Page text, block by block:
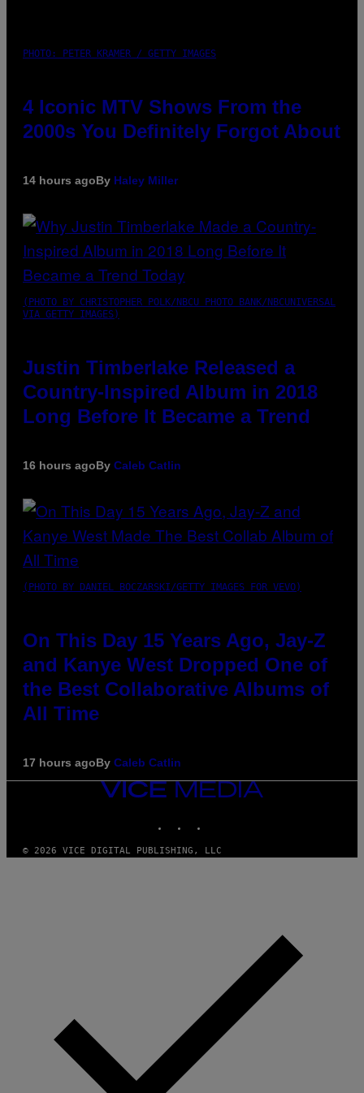
PHOTO: PETER KRAMER / GETTY IMAGES
4 Iconic MTV Shows From the
2000s You Definitely Forgot About
14 hours agoBy Haley Miller
(PHOTO BY CHRISTOPHER POLK/NBCU PHOTO BANK/NBCUNIVERSAL
VIA GETTY IMAGES)
Justin Timberlake Released a
Country-Inspired Album in 2018
Long Before It Became a Trend
16 hours agoBy Caleb Catlin
(PHOTO BY DANIEL BOCZARSKI/GETTY IMAGES FOR VEVO)
On This Day 15 Years Ago, Jay-Z
and Kanye West Dropped One of
the Best Collaborative Albums of
All Time
17 hours agoBy Caleb Catlin
VICE
MEDIA
© 2026 VICE DIGITAL PUBLISHING, LLC